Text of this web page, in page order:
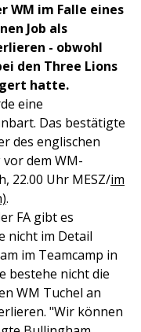
WM im Falle eines
Job als
- obwohl
den Three Lions
hatte.
eine
Das bestätigte
des englischen
dem WM-
22.00 Uhr MESZ/im
.
FA gibt es
nicht im Detail
im Teamcamp in
bestehe nicht die
WM Tuchel an
"Wir können